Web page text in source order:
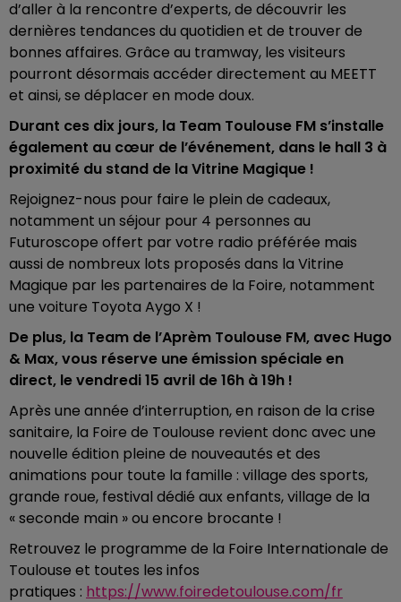
d’aller à la rencontre d’experts, de découvrir les
dernières tendances du quotidien et de trouver de
bonnes affaires. Grâce au tramway, les visiteurs
pourront désormais accéder directement au MEETT
et ainsi, se déplacer en mode doux.
Durant ces dix jours, la Team Toulouse FM s’installe
également au cœur de l’événement, dans le hall 3 à
proximité du stand de la Vitrine Magique !
Rejoignez-nous pour faire le plein de cadeaux,
notamment un séjour pour 4 personnes au
Futuroscope offert par votre radio préférée mais
aussi de nombreux lots proposés dans la Vitrine
Magique par les partenaires de la Foire, notamment
une voiture Toyota Aygo X !
De plus, la Team de l’Aprèm Toulouse FM, avec Hugo
& Max, vous réserve une émission spéciale en
direct, le vendredi 15 avril de 16h à 19h !
Après une année d’interruption, en raison de la crise
sanitaire, la Foire de Toulouse revient donc avec une
nouvelle édition pleine de nouveautés et des
animations pour toute la famille : village des sports,
grande roue, festival dédié aux enfants, village de la
« seconde main » ou encore brocante !
Retrouvez le programme de la Foire Internationale de
Toulouse et toutes les infos
pratiques : https://www.foiredetoulouse.com/fr